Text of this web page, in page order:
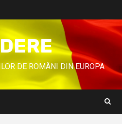
DE ROMÂNI DIN EUROPA